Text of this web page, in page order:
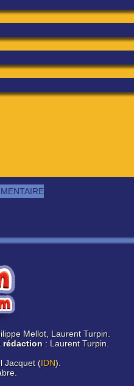
Mellot, Laurent Turpin.
rédaction : Laurent Turpin.
Jacquet (IDN).